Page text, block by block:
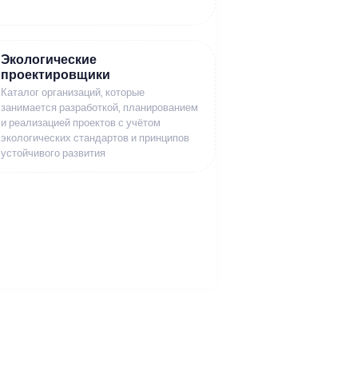
Экологические
проектировщики
Каталог организаций, которые
занимается разработкой, планированием
и реализацией проектов с учётом
экологических стандартов и принципов
устойчивого развития